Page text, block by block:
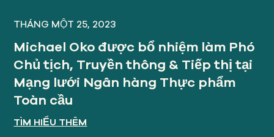
THÁNG MỘT 25, 2023
Michael Oko được bổ nhiệm làm Phó
Chủ tịch, Truyền thông & Tiếp thị tại
Mạng lưới Ngân hàng Thực phẩm
Toàn cầu
TÌM HIỂU THÊM